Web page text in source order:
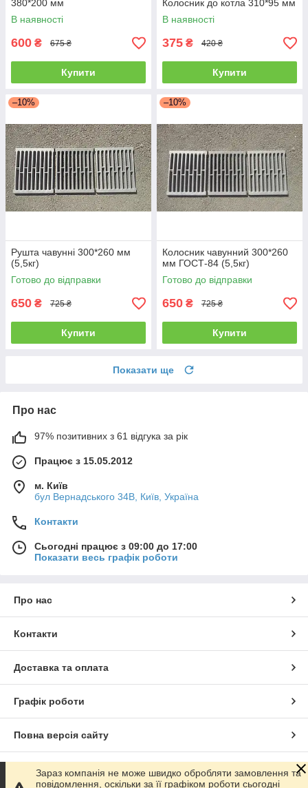
380*200 мм
В наявності
600 ₴ 675 ₴
Купити
Колосник до котла 310*95 мм
В наявності
375 ₴ 420 ₴
Купити
–10%
Рушта чавунні 300*260 мм
(5,5кг)
Готово до відправки
650 ₴ 725 ₴
Купити
–10%
Колосник чавунний 300*260
мм ГОСТ-84 (5,5кг)
Готово до відправки
650 ₴ 725 ₴
Купити
Показати ще
Про нас
97% позитивних з 61 відгука за рік
Працює з 15.05.2012
м. Київ
бул Вернадського 34В, Київ, Україна
Контакти
Сьогодні працює з 09:00 до 17:00
Показати весь графік роботи
Про нас
Контакти
Доставка та оплата
Графік роботи
Повна версія сайту
Сайт створено на маркетплейсіProm.ua
Зараз компанія не може швидко обробляти замовлення та
повідомлення, оскільки за її графіком роботи сьогодні